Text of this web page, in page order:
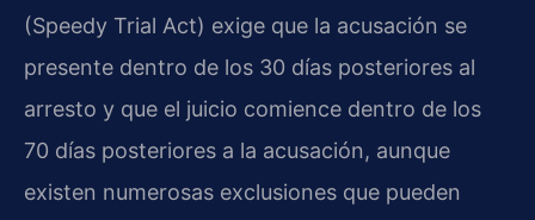
(Speedy Trial Act) exige que la acusación se
presente dentro de los 30 días posteriores al
arresto y que el juicio comience dentro de los
70 días posteriores a la acusación, aunque
existen numerosas exclusiones que pueden